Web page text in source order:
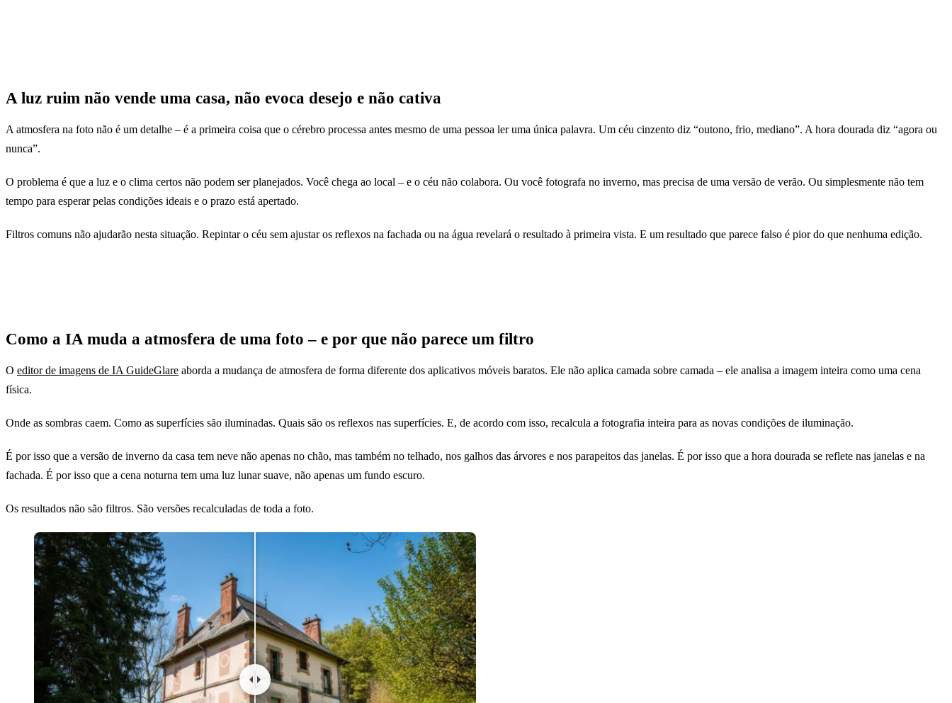
A luz ruim não vende uma casa, não evoca desejo e não cativa
A atmosfera na foto não é um detalhe – é a primeira coisa que o cérebro processa antes mesmo de uma pessoa ler uma única palavra. Um céu cinzento diz “outono, frio, mediano”. A hora dourada diz “agora ou
nunca”.
O problema é que a luz e o clima certos não podem ser planejados. Você chega ao local – e o céu não colabora. Ou você fotografa no inverno, mas precisa de uma versão de verão. Ou simplesmente não tem
tempo para esperar pelas condições ideais e o prazo está apertado.
Filtros comuns não ajudarão nesta situação. Repintar o céu sem ajustar os reflexos na fachada ou na água revelará o resultado à primeira vista. E um resultado que parece falso é pior do que nenhuma edição.
Como a IA muda a atmosfera de uma foto – e por que não parece um filtro
O editor de imagens de IA GuideGlare aborda a mudança de atmosfera de forma diferente dos aplicativos móveis baratos. Ele não aplica camada sobre camada – ele analisa a imagem inteira como uma cena
física.
Onde as sombras caem. Como as superfícies são iluminadas. Quais são os reflexos nas superfícies. E, de acordo com isso, recalcula a fotografia inteira para as novas condições de iluminação.
É por isso que a versão de inverno da casa tem neve não apenas no chão, mas também no telhado, nos galhos das árvores e nos parapeitos das janelas. É por isso que a hora dourada se reflete nas janelas e na
fachada. É por isso que a cena noturna tem uma luz lunar suave, não apenas um fundo escuro.
Os resultados não são filtros. São versões recalculadas de toda a foto.